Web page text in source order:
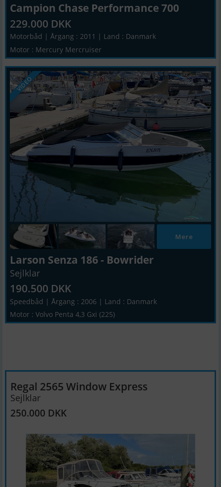
Campion Chase Performance 700
229.000 DKK
Motorbåd | Årgang : 2011 | Land : Danmark
Motor : Mercury Mercruiser
VIDEO
Mere
Larson Senza 186 - Bowrider
Sejlklar
190.500 DKK
Speedbåd | Årgang : 2006 | Land : Danmark
Motor : Volvo Penta 4,3 Gxi (225)
Regal 2565 Window Express
Sejlklar
250.000 DKK